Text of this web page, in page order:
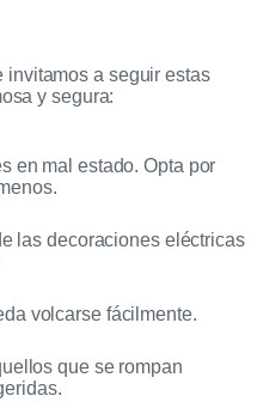
invitamos a seguir estas
y segura:
en mal estado. Opta por
las decoraciones eléctricas
volcarse fácilmente.
que se rompan